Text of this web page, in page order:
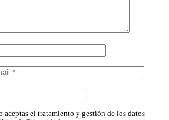
aceptas el tratamiento y gestión de los datos